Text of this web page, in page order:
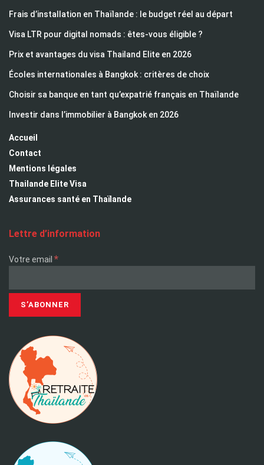
Frais d’installation en Thaïlande : le budget réel au départ
Visa LTR pour digital nomads : êtes-vous éligible ?
Prix et avantages du visa Thailand Elite en 2026
Écoles internationales à Bangkok : critères de choix
Choisir sa banque en tant qu’expatrié français en Thaïlande
Investir dans l’immobilier à Bangkok en 2026
Accueil
Contact
Mentions légales
Thailande Elite Visa
Assurances santé en Thaïlande
Lettre d’information
Votre email *